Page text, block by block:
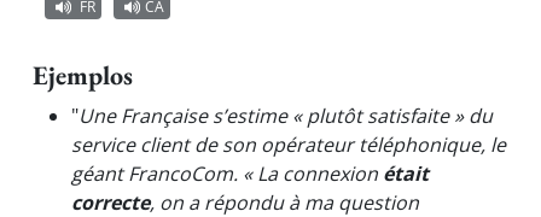
FR CA
Ejemplos
"Une Française s’estime « plutôt satisfaite » du
service client de son opérateur téléphonique, le
géant FrancoCom. « La connexion était
correcte, on a répondu à ma question